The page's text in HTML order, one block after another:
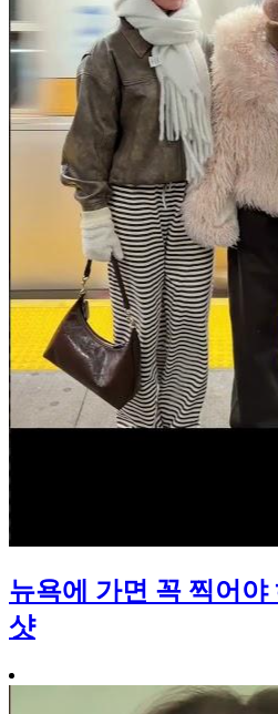
뉴욕에 가면 꼭 찍어
샷